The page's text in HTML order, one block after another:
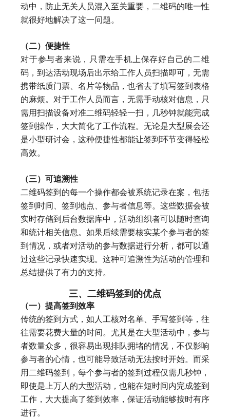
动中，防止无关人员混入至关重要，二维码的唯一性
就很好地解决了这一问题。
（二）便捷性
对于参与者来说，只需在手机上保存好自己的二维
码，到达活动现场后出示给工作人员扫描即可，无需
携带纸质门票、名片等物品，也省去了填写签到表格
的麻烦。对于工作人员而言，无需手动核对信息，只
需用扫描设备对准二维码轻轻一扫，几秒钟就能完成
签到操作，大大简化了工作流程。无论是大型展会还
是小型研讨会，这种便捷性都能让签到环节变得轻松
高效。
（三）可追溯性
二维码签到的每一个操作都会被系统记录在案，包括
签到时间、签到地点、参与者信息等。这些数据会被
实时存储到后台数据库中，活动组织者可以随时查询
和统计相关信息。如果后续需要核实某个参与者的签
到情况，或者对活动的参与数据进行分析，都可以通
过这些记录快速实现。这种可追溯性为活动的管理和
总结提供了有力的支持。
三、二维码签到的优点
（一）提高签到效率
传统的签到方式，如人工核对名单、手写签到等，往
往需要花费大量的时间。尤其是在大型活动中，参与
者数量众多，很容易出现排队拥堵的情况，不仅影响
参与者的心情，也可能导致活动无法按时开始。而采
用二维码签到，每个参与者的签到过程仅需几秒钟，
即使是上万人的大型活动，也能在短时间内完成签到
工作，大大提高了签到效率，保证活动能够按时有序
进行。